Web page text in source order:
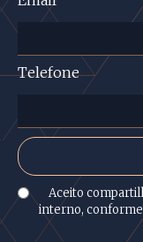
Telefone
Aceito
interno,